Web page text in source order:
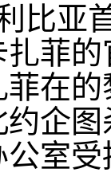
亚首
菲
在
企
室